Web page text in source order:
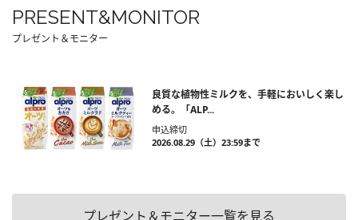
PRESENT&MONITOR
プレゼント＆モニター
良質な植物性ミルクを、手軽においしく楽し
める。「ALP...
申込締切
2026.08.29（土）23:59まで
プレゼント＆モニター一覧を見る